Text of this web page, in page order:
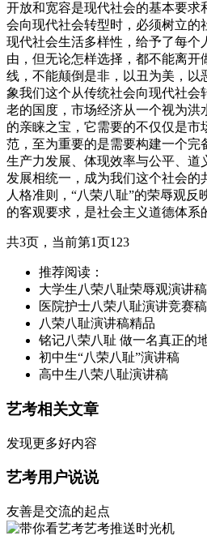
开放和宽容是现代社会的基本要求
会向现代社会转型时，必须树立的
现代社会生活多样性，给予了每个
由，但无论怎样选择，都不能离开
线，不能颠倒是非，以丑为美，以
象我们这个从传统社会向现代社会
老的国度，市场经济从一个视为洪
的亲睐之宝，它需要的不仅仅是市
范，至为重要的是需要构建一个完
生产力发展、体现效率与公平、道
发展相统一，成为我们这个社会的
人格准则，“八荣八耻”的荣辱观反
的客观要求，是社会主义道德体系
共3页，当前第1页123
推荐阅读：
大学生八荣八耻荣辱观演讲稿
医院护士八荣八耻演讲竞赛稿
八荣八耻演讲稿精品
铭记八荣八耻 做一名真正的
初中生“八荣八耻”演讲稿
高中生八荣八耻演讲稿
艺考相关文章
发现更多好内容
艺考用户说说
友善是交流的起点
艺考推送时光机